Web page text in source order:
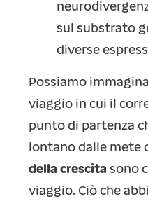
sul substrato
diverse
Possiamo
viaggio in cui il
punto di partenza
lontano dalle mete
della crescita sono
viaggio. Ciò che